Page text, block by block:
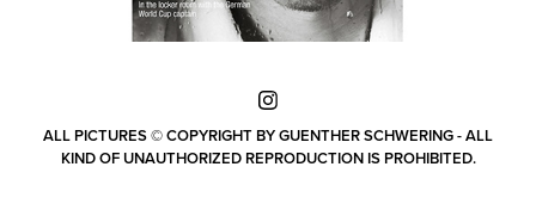
ALL PICTURES © COPYRIGHT BY GUENTHER SCHWERING - ALL
KIND OF UNAUTHORIZED REPRODUCTION IS PROHIBITED.